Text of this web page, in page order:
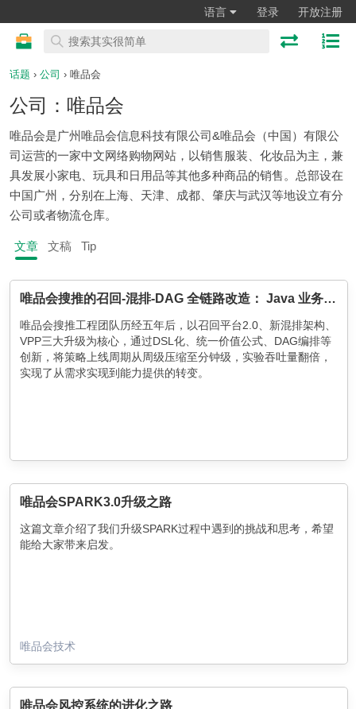
语言 登录 开放注册
话题 › 公司 › 唯品会
公司：唯品会
唯品会是广州唯品会信息科技有限公司&唯品会（中国）有限公
司运营的一家中文网络购物网站，以销售服装、化妆品为主，兼
具发展小家电、玩具和日用品等其他多种商品的销售。总部设在
中国广州，分别在上海、天津、成都、肇庆与武汉等地设立有分
公司或者物流仓库。
文章 文稿 Tip
唯品会搜推的召回-混排-DAG 全链路改造： Java 业务工程的自我救赎之路
唯品会搜推工程团队历经五年后，以召回平台2.0、新混排架构、
VPP三大升级为核心，通过DSL化、统一价值公式、DAG编排等
创新，将策略上线周期从周级压缩至分钟级，实验吞吐量翻倍，
实现了从需求实现到能力提供的转变。
唯品会SPARK3.0升级之路
这篇文章介绍了我们升级SPARK过程中遇到的挑战和思考，希望
能给大家带来启发。
唯品会技术
唯品会风控系统的进化之路